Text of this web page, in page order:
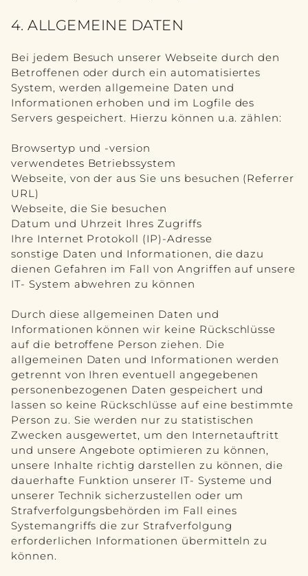
4. ALLGEMEINE DATEN
Bei jedem Besuch unserer Webseite durch den
Betroffenen oder durch ein automatisiertes
System, werden allgemeine Daten und
Informationen erhoben und im Logfile des
Servers gespeichert. Hierzu können u.a. zählen:
Browsertyp und -version
verwendetes Betriebssystem
Webseite, von der aus Sie uns besuchen (Referrer
URL)
Webseite, die Sie besuchen
Datum und Uhrzeit Ihres Zugriffs
Ihre Internet Protokoll (IP)-Adresse
sonstige Daten und Informationen, die dazu
dienen Gefahren im Fall von Angriffen auf unsere
IT- System abwehren zu können
Durch diese allgemeinen Daten und
Informationen können wir keine Rückschlüsse
auf die betroffene Person ziehen. Die
allgemeinen Daten und Informationen werden
getrennt von Ihren eventuell angegebenen
personenbezogenen Daten gespeichert und
lassen so keine Rückschlüsse auf eine bestimmte
Person zu. Sie werden nur zu statistischen
Zwecken ausgewertet, um den Internetauftritt
und unsere Angebote optimieren zu können,
unsere Inhalte richtig darstellen zu können, die
dauerhafte Funktion unserer IT- Systeme und
unserer Technik sicherzustellen oder um
Strafverfolgungsbehörden im Fall eines
Systemangriffs die zur Strafverfolgung
erforderlichen Informationen übermitteln zu
können.